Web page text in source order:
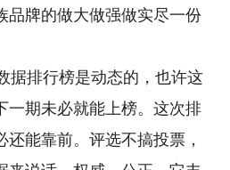
品牌的做大做强做实尽一份
排行榜是动态的，也许这
一期未必就能上榜。这次排
能靠前。评选不搞投票，